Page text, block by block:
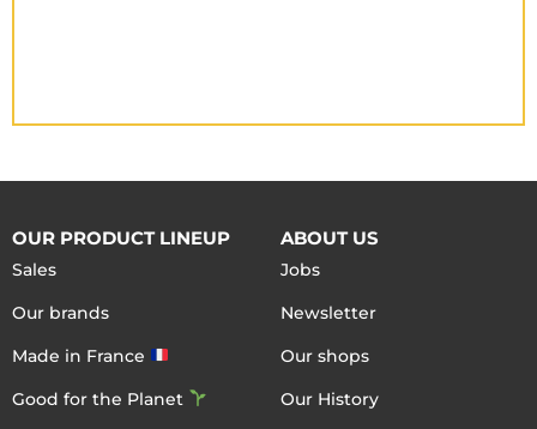
OUR PRODUCT LINEUP
Sales
Our brands
Made in France
Good for the Planet
ABOUT US
Jobs
Newsletter
Our shops
Our History